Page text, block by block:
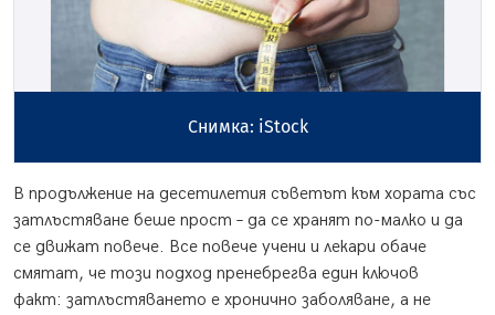
Снимка: iStock
В продължение на десетилетия съветът към хората със
затлъстяване беше прост – да се хранят по-малко и да
се движат повече. Все повече учени и лекари обаче
смятат, че този подход пренебрегва един ключов
факт: затлъстяването е хронично заболяване, а не